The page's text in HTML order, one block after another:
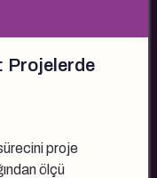
Projelerde
proje
ölçü